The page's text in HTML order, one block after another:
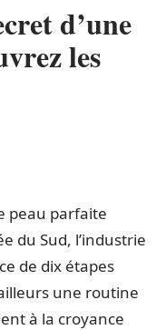
d’une
les
peau parfaite
du Sud, l’industrie
de dix étapes
une routine
à la croyance